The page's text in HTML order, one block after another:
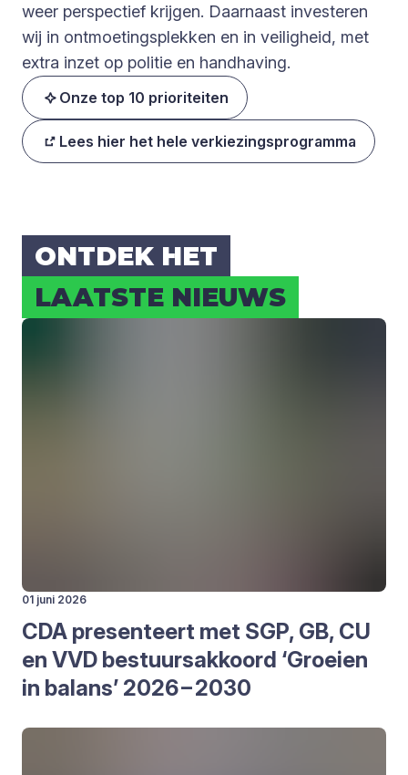
weer perspectief krijgen. Daarnaast investeren
wij in ontmoetingsplekken en in veiligheid, met
extra inzet op politie en handhaving.
Onze top 10 prioriteiten
Lees hier het hele verkiezingsprogramma
ONT­DEK HET
LAAT­STE NIEUWS
01 juni 2026
CDA pre­sen­teert met SGP, GB, CU
en VVD bestuurs­ak­koord ‘Groei­en
in balans’ 2026–2030